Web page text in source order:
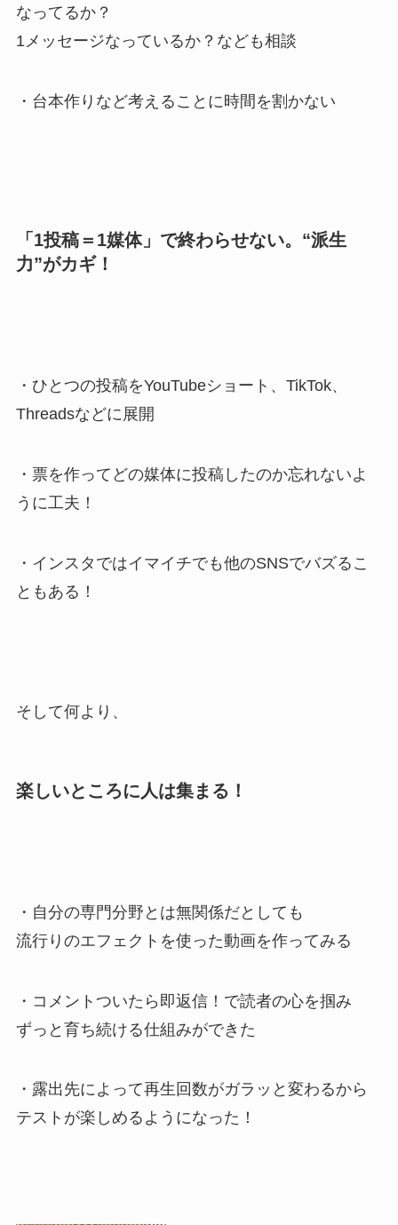
なってるか？
1メッセージなっているか？なども相談
・台本作りなど考えることに時間を割かない
「1投稿＝1媒体」で終わらせない。“派生
力”がカギ！
・ひとつの投稿をYouTubeショート、TikTok、
Threadsなどに展開
・票を作ってどの媒体に投稿したのか忘れないよ
うに工夫！
・インスタではイマイチでも他のSNSでバズるこ
ともある！
そして何より、
楽しいところに人は集まる！
・自分の専門分野とは無関係だとしても
流行りのエフェクトを使った動画を作ってみる
・コメントついたら即返信！で読者の心を掴み
ずっと育ち続ける仕組みができた
・露出先によって再生回数がガラッと変わるから
テストが楽しめるようになった！